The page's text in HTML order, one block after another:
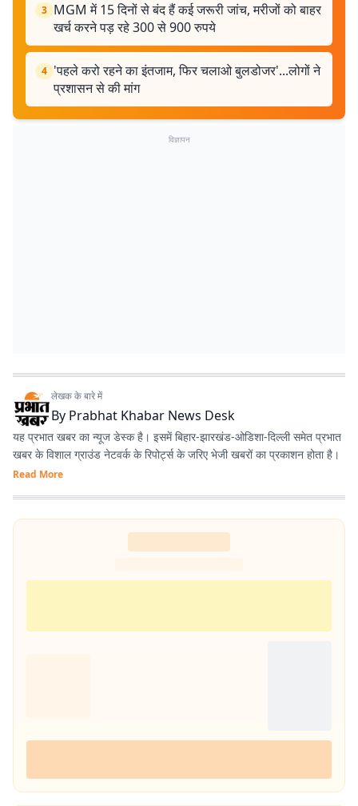
3 MGM में 15 दिनों से बंद हैं कई जरूरी जांच, मरीजों को बाहर
खर्च करने पड़ रहे 300 से 900 रुपये
4 'पहले करो रहने का इंतजाम, फिर चलाओ बुलडोजर'...लोगों ने
प्रशासन से की मांग
विज्ञापन
लेखक के बारे में
By Prabhat Khabar News Desk
यह प्रभात खबर का न्यूज डेस्क है। इसमें बिहार-झारखंड-ओडिशा-दिल्‍ली समेत प्रभात
खबर के विशाल ग्राउंड नेटवर्क के रिपोर्ट्स के जरिए भेजी खबरों का प्रकाशन होता है।
Read More